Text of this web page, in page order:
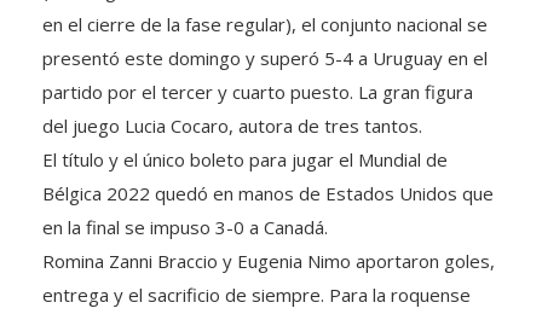
en el cierre de la fase regular), el conjunto nacional se
presentó este domingo y superó 5-4 a Uruguay en el
partido por el tercer y cuarto puesto. La gran figura
del juego Lucia Cocaro, autora de tres tantos.
El título y el único boleto para jugar el Mundial de
Bélgica 2022 quedó en manos de Estados Unidos que
en la final se impuso 3-0 a Canadá.
Romina Zanni Braccio y Eugenia Nimo aportaron goles,
entrega y el sacrificio de siempre. Para la roquense